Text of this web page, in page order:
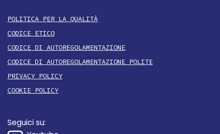
POLITICA PER LA QUALITÀ
CODICE ETICO
CODICE DI AUTOREGOLAMENTAZIONE
CODICE DI AUTOREGOLAMENTAZIONE POLITE
PRIVACY POLICY
COOKIE POLICY
Seguici su: